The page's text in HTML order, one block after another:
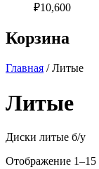
₽10,600
Корзина
Главная / Литые
Литые
Диски литые б/у
Отображение 1–15